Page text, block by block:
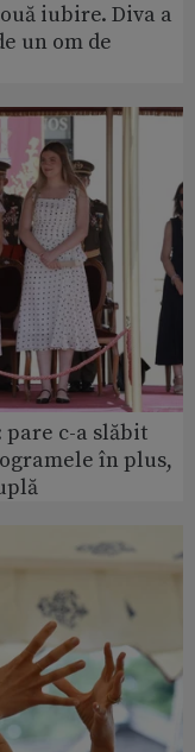
iubire. Diva a
un om de
pare c-a slăbit
în plus,